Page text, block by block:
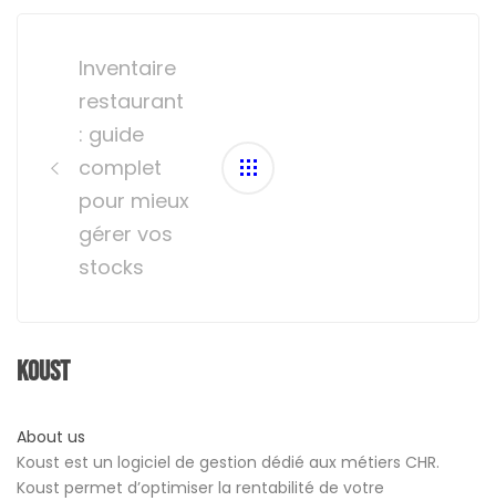
navigationInventaire
restaurant
: guide
complet
pour mieux
gérer vos
stocks
Koust
About us
Koust est un logiciel de gestion dédié aux métiers CHR.
Koust permet d’optimiser la rentabilité de votre